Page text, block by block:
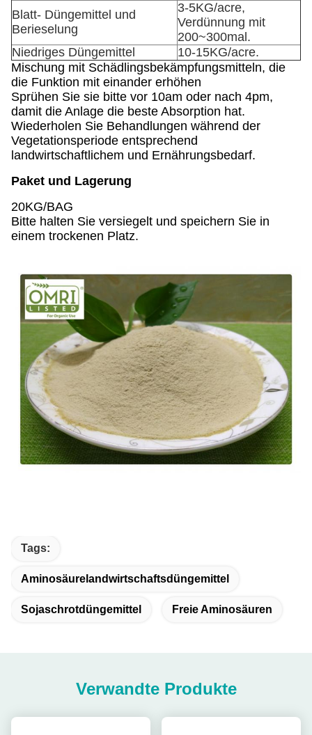
Blatt- Düngemittel und
Berieselung
3-5KG/acre,
Verdünnung mit
200~300mal.
Niedriges Düngemittel
10-15KG/acre.
Mischung mit Schädlingsbekämpfungsmitteln, die
die Funktion mit einander erhöhen
Sprühen Sie sie bitte vor 10am oder nach 4pm,
damit die Anlage die beste Absorption hat.
Wiederholen Sie Behandlungen während der
Vegetationsperiode entsprechend
landwirtschaftlichem und Ernährungsbedarf.
Paket und Lagerung
20KG/BAG
Bitte halten Sie versiegelt und speichern Sie in
einem trockenen Platz.
Tags:
Aminosäurelandwirtschaftsdüngemittel
Sojaschrotdüngemittel Freie Aminosäuren
Verwandte Produkte